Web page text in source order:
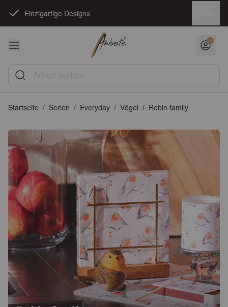
Erstklassige Qualität
Artikel suchen
Startseite / Serien / Everyday / Vögel / Robin family